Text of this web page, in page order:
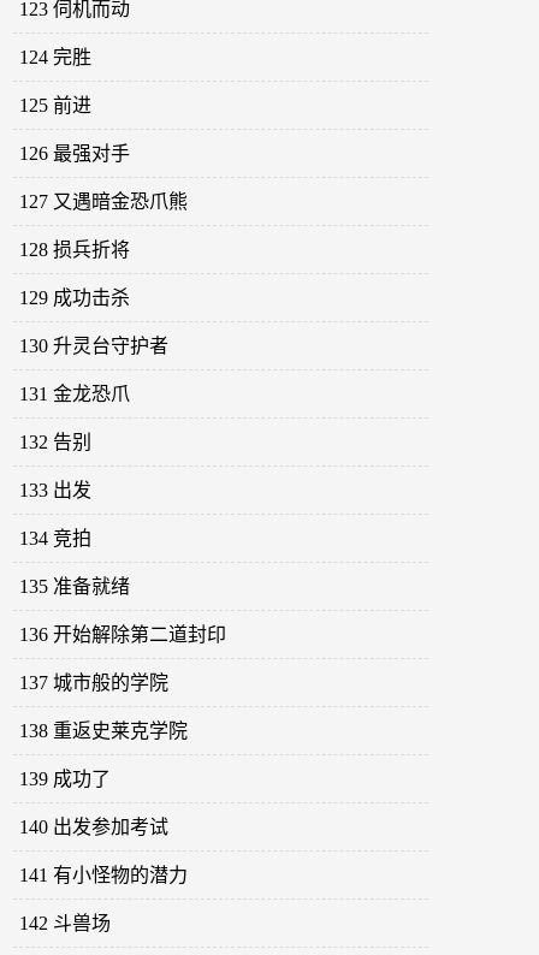
123 伺机而动
124 完胜
125 前进
126 最强对手
127 又遇暗金恐爪熊
128 损兵折将
129 成功击杀
130 升灵台守护者
131 金龙恐爪
132 告别
133 出发
134 竞拍
135 准备就绪
136 开始解除第二道封印
137 城市般的学院
138 重返史莱克学院
139 成功了
140 出发参加考试
141 有小怪物的潜力
142 斗兽场